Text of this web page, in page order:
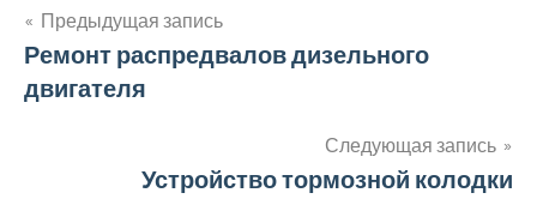
Навигация
по
Предыдущая запись
Ремонт распредвалов дизельного
двигателя
Следующая запись
Устройство тормозной колодки